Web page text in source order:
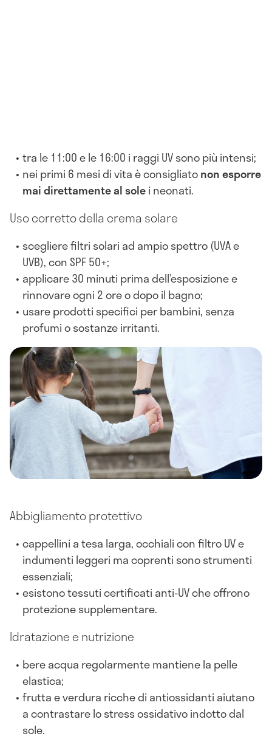
tra le 11:00 e le 16:00 i raggi UV sono più intensi;
nei primi 6 mesi di vita è consigliatonon esporre
mai direttamente al solei neonati.
Uso corretto della crema solare
scegliere filtri solari ad ampio spettro (UVA e
UVB), con SPF 50+;
applicare 30 minuti prima dell’esposizione e
rinnovare ogni 2 ore o dopo il bagno;
usare prodotti specifici per bambini, senza
profumi o sostanze irritanti.
Abbigliamento protettivo
cappellini a tesa larga, occhiali con filtro UV e
indumenti leggeri ma coprenti sono strumenti
essenziali;
esistono tessuti certificati anti-UV che offrono
protezione supplementare.
Idratazione e nutrizione
bere acqua regolarmente mantiene la pelle
elastica;
frutta e verdura ricche di antiossidanti aiutano
a contrastare lo stress ossidativo indotto dal
sole.